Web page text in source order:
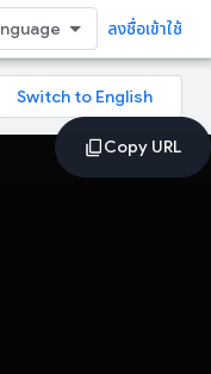
ลงชื่อเข้าใช้